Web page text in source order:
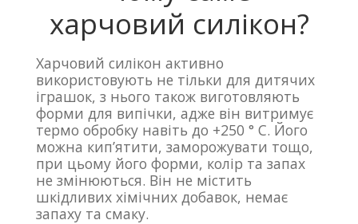
харчовий силікон?
Харчовий силікон активно
використовують не тільки для дитячих
іграшок, з нього також виготовляють
форми для випічки, адже він витримує
термо обробку навіть до +250 ° C. Його
можна кип’ятити, заморожувати тощо,
при цьому його форми, колір та запах
не змінюються. Він не містить
шкідливих хімічних добавок, немає
запаху та смаку.